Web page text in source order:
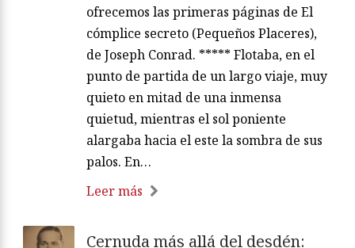
ofrecemos las primeras páginas de El
cómplice secreto (Pequeños Placeres),
de Joseph Conrad. ***** Flotaba, en el
punto de partida de un largo viaje, muy
quieto en mitad de una inmensa
quietud, mientras el sol poniente
alargaba hacia el este la sombra de sus
palos. En…
Leer más
Cernuda más allá del desdén: